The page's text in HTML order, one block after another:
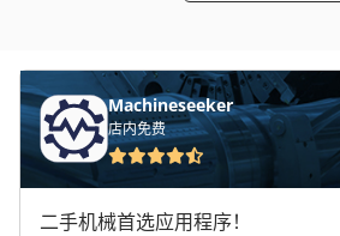
轮式挖掘机
Machineseeker
店内免费
二手机械首选应用程序！